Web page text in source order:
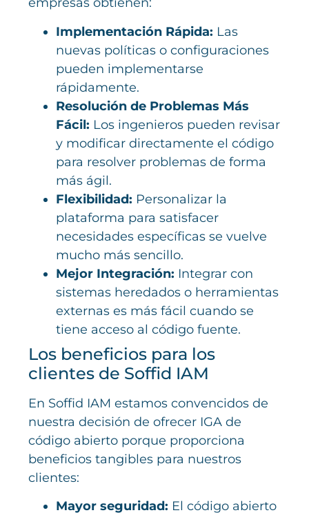
Implementación Rápida: Las
nuevas políticas o configuraciones
pueden implementarse
rápidamente.
Resolución de Problemas Más
Fácil: Los ingenieros pueden revisar
y modificar directamente el código
para resolver problemas de forma
más ágil.
Flexibilidad: Personalizar la
plataforma para satisfacer
necesidades específicas se vuelve
mucho más sencillo.
Mejor Integración: Integrar con
sistemas heredados o herramientas
externas es más fácil cuando se
tiene acceso al código fuente.
Los beneficios para los
clientes de Soffid IAM
En Soffid IAM estamos convencidos de
nuestra decisión de ofrecer IGA de
código abierto porque proporciona
beneficios tangibles para nuestros
clientes:
Mayor seguridad: El código abierto